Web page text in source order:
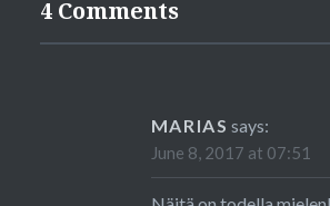
4 Comments
MARIAS says:
June 8, 2017 at 07:51